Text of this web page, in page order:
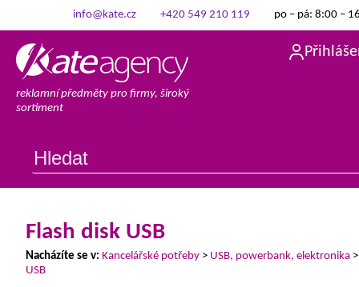
info@kate.cz +420 549 210 119 po – pá: 8:00 –
reklamní předměty pro firmy, široký
sortiment
Flash disk USB
Nacházíte se v: Kancelářské potřeby > USB, powerbank, elektronika
USB